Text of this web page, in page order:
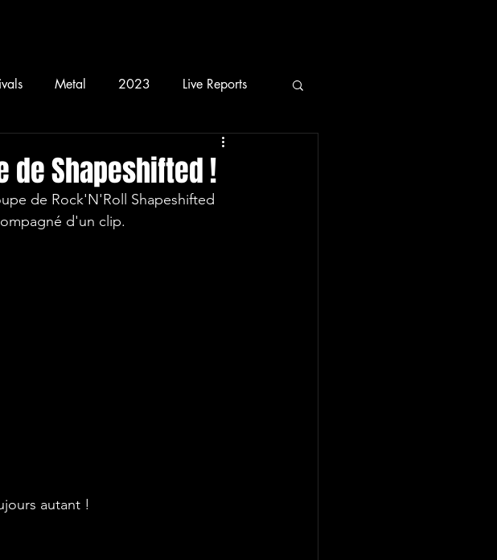
Metal 2023 Live Reports
de Shapeshifted !
d'un clip.
autant !